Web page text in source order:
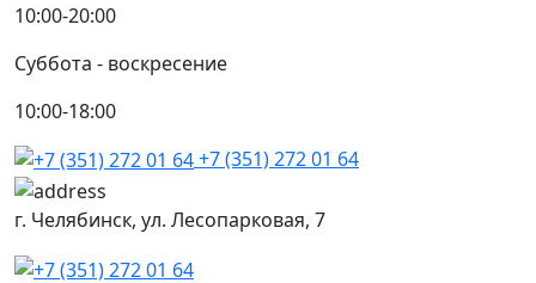
10:00-20:00
Суббота - воскресение
10:00-18:00
+7 (351) 272 01 64
г. Челябинск, ул. Лесопарковая, 7